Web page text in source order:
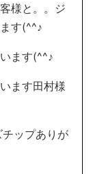
様と。。ジ
す(^^♪
ます(^^♪
ます田村様
ップありが